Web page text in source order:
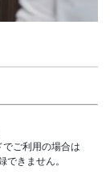
ご利用の場合は
きません。